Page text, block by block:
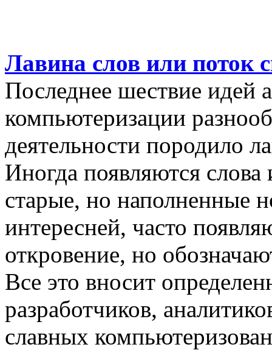
Лавина слов или поток
Последнее шествие идей
компьютеризации
деятельности породило
Иногда появляются
старые, но наполненные
интересней, часто
откровение, но
Все это вносит
разработчиков,
славных